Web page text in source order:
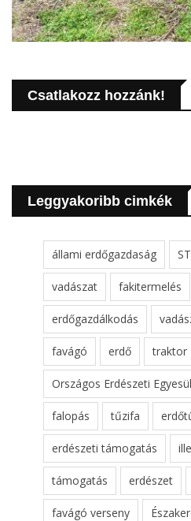
Csatlakozz hozzánk!
Leggyakoribb cimkék
állami erdőgazdaság
vadászat fakitermelés
erdőgazdálkodás
favágó erdő traktor
Országos Erdészeti
falopás tűzifa
erdészeti támogatás
támogatás erdészet
favágó verseny